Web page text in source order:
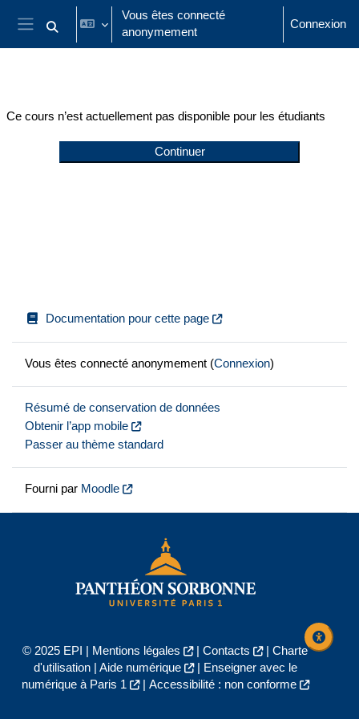
Passer au contenu principal
Panneau latéral
Activer/désactiver la saisie de recherche
Vous êtes connecté
anonymement
Connexion
Ce cours n’est actuellement pas disponible pour les étudiants
Continuer
Documentation pour cette page
Vous êtes connecté anonymement (Connexion)
Résumé de conservation de données
Obtenir l’app mobile
Passer au thème standard
Fourni par Moodle
© 2025 EPI | Mentions légales | Contacts | Charte
d'utilisation| Aide numérique |
Enseigner avec le
numérique à Paris 1
| Accessibilité : non conforme